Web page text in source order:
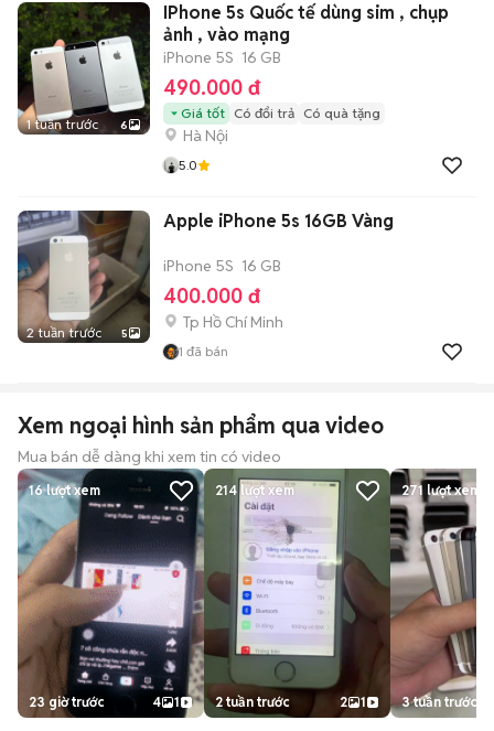
1 tuần trước 6
IPhone 5s Quốc tế dùng sim , chụp
ảnh , vào mạng
iPhone 5S 16 GB
490.000 đ
Giá tốt Có đổi trả Có quà tặng
Hà Nội
5.0
2 tuần trước 5
Apple iPhone 5s 16GB Vàng
iPhone 5S 16 GB
400.000 đ
Tp Hồ Chí Minh
1 đã bán
Xem ngoại hình sản phẩm qua video
Mua bán dễ dàng khi xem tin có video
16lượt xem
23 giờ trước 4 1
214lượt xem
2 tuần trước 2 1
271 lượt xem
3 tuần trước